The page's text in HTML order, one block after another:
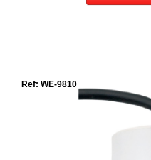
Ref: WE-9810